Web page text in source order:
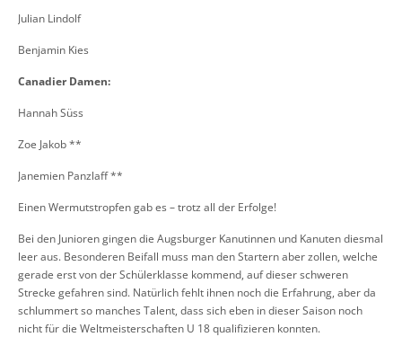
Julian Lindolf
Benjamin Kies
Canadier Damen:
Hannah Süss
Zoe Jakob **
Janemien Panzlaff **
Einen Wermutstropfen gab es – trotz all der Erfolge!
Bei den Junioren gingen die Augsburger Kanutinnen und Kanuten diesmal
leer aus. Besonderen Beifall muss manden Startern aberzollen, welche
gerade erst von der Schülerklasse kommend, auf dieser schweren
Strecke gefahrensind. Natürlich fehlt ihnen noch die Erfahrung, aber da
schlummert so manches Talent, dass sich eben in dieser Saison noch
nicht für die Weltmeisterschaften U 18 qualifizieren konnten.